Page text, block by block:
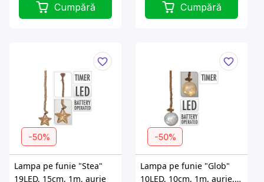
Cumpără Cumpără
-50%
Lampa pe funie "Stea"
19LED, 15cm, 1m, aurie
-50%
Lampa pe funie "Glob"
10LED, 10cm, 1m, aurie,